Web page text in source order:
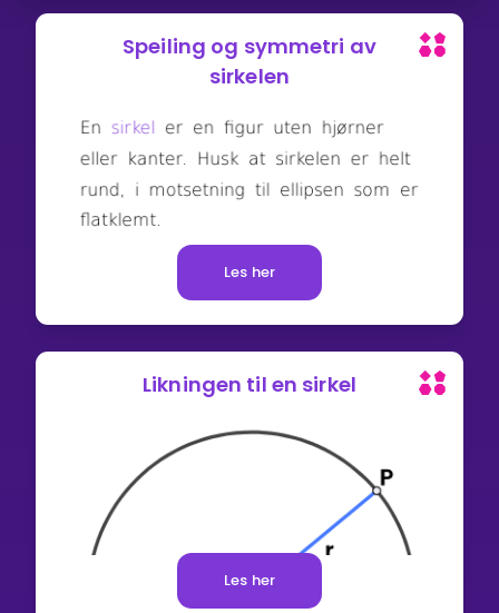
Speiling og symmetri av
sirkelen
Les her
Likningen til en sirkel
Les her